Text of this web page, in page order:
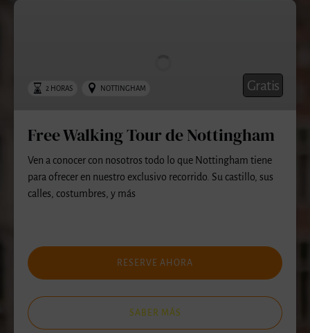
Free
Gratis
2 HORAS NOTTINGHAM
Free Walking Tour de Nottingham
Ven a conocer con nosotros todo lo que Nottingham tiene
para ofrecer en nuestro exclusivo recorrido. Su castillo, sus
calles, costumbres, y más
RESERVE AHORA
SABER MÁS